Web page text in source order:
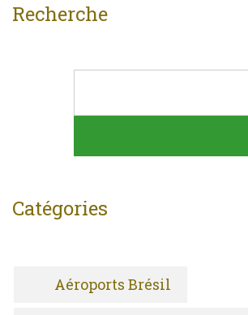
Recherche
Catégories
Aéroports Brésil